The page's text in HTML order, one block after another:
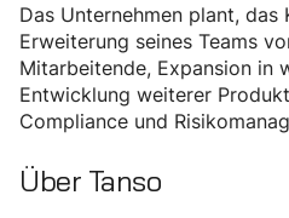
Das Unternehmen plant, das
Erweiterung seines Teams
Mitarbeitende, Expansion in
Entwicklung weiterer
Compliance und
Über Tanso